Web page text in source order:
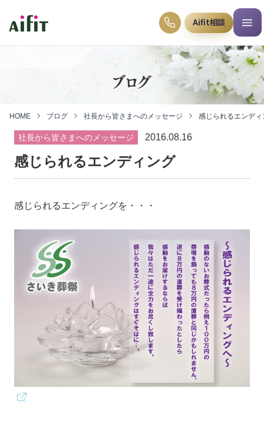
Aifit相談
ブログ
HOME ブログ 社長から皆さまへのメッセージ 感じられるエンディ
社長から皆さまへのメッセージ 2016.08.16
感じられるエンディング
感じられるエンディングを・・・